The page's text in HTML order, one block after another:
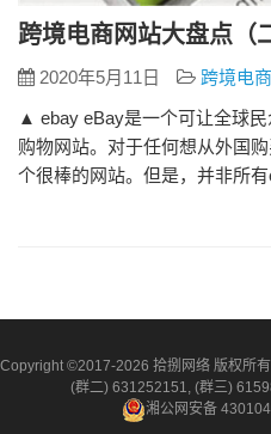
跨境电商网站大盘点（
2020年5月11日 跨境电商
▲ ebay eBay是一个可让全球
购物网站。对于任何想从外国
个很棒的网站。但是，并非所
内发货。 ▲ Indiamart.com
Copyright ©2017-2026 拾捌网络 版权所
(群二) 631252151, (群三)
湘公网安备